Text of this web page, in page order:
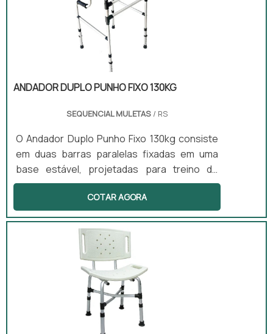
de usar, tornando-se uma ferramenta ideal
para oficinas de reabilitação e clínicas.
ANDADOR DUPLO PUNHO FIXO 130KG
SEQUENCIAL MULETAS/ RS
O Andador Duplo Punho Fixo 130kg consiste
em duas barras paralelas fixadas em uma
base estável, projetadas para treino de
marcha e equilíbrio. Este equipamento
promove a reabilitação progressiva e o
fortalecimento muscular, sendo
especialmente benéfico para pacientes
pós-cirúrgicos e aqueles que apresentam
distúrbios neuromotores. Sua aplicação é
comum em clínicas de fisioterapia, onde
auxilia na recuperação e melhora da
mobilidade dos usuários.
COTAR AGORA